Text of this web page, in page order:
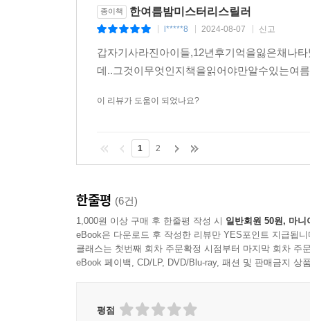
종이책 한여름밤미스터리스릴러
l*****8 2024-08-07 신고
갑자기사라진아이들,12년후기억을잃은채나
데..그것이무엇인지책을읽어야만알수있는여
이 리뷰가 도움이 되었나요?
1 2
한줄평 (6건)
1,000원 이상 구매 후 한줄평 작성 시 일반회원 50원, 마니
eBook은 다운로드 후 작성한 리뷰만 YES포인트 지급됩니
클래스는 첫번째 회차 주문확정 시점부터 마지막 회차 주
eBook 페이백, CD/LP, DVD/Blu-ray, 패션 및 판매금지 상
평점